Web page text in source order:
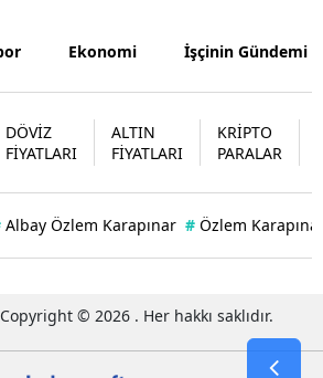
Bayburt
Kırıkkale
Batman
Ekonomi İşçinin Gündemi
DÖVİZ
FİYATLARI
ALTIN
FİYATLARI
KRİPTO
PARALAR
Albay Özlem Karapınar # Özlem
Copyright © 2026 . Her hakkı saklıdır.